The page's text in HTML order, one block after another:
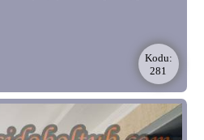
Kodu:
281